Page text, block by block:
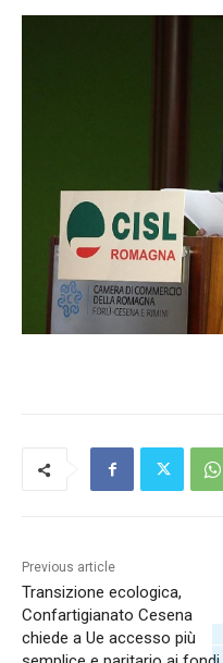
Previous article
Transizione ecologica,
Confartigianato Cesena
chiede a Ue accesso più